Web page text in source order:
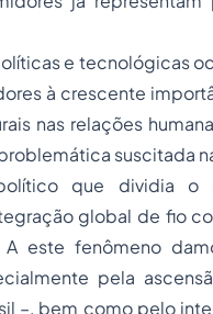
e tecnológicas
à crescente
nas relações
suscitada
que dividia o
global de fio
A este fenômeno
pela
–, bem como pelo